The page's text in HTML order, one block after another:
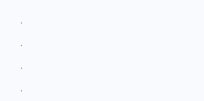
.
.
.
.